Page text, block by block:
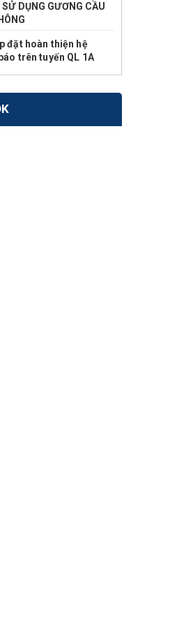
DỤNG GƯƠNG CẦU
đặt hoàn thiện hệ
trên tuyến QL 1A